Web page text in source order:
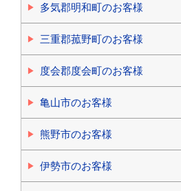
多気郡明和町のお客様
三重郡菰野町のお客様
度会郡度会町のお客様
亀山市のお客様
熊野市のお客様
伊勢市のお客様